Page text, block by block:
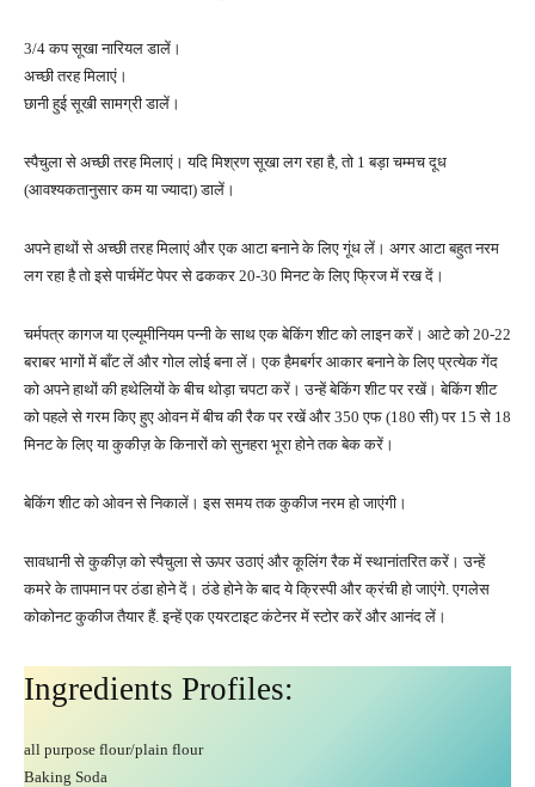
3/4 कप सूखा नारियल डालें।
अच्छी तरह मिलाएं।
छानी हुई सूखी सामग्री डालें।
स्पैचुला से अच्छी तरह मिलाएं। यदि मिश्रण सूखा लग रहा है, तो 1 बड़ा चम्मच दूध
(आवश्यकतानुसार कम या ज्यादा) डालें।
अपने हाथों से अच्छी तरह मिलाएं और एक आटा बनाने के लिए गूंध लें। अगर आटा बहुत नरम
लग रहा है तो इसे पार्चमेंट पेपर से ढककर 20-30 मिनट के लिए फ्रिज में रख दें।
चर्मपत्र कागज या एल्यूमीनियम पन्नी के साथ एक बेकिंग शीट को लाइन करें। आटे को 20-22
बराबर भागों में बाँट लें और गोल लोई बना लें। एक हैमबर्गर आकार बनाने के लिए प्रत्येक गेंद
को अपने हाथों की हथेलियों के बीच थोड़ा चपटा करें। उन्हें बेकिंग शीट पर रखें। बेकिंग शीट
को पहले से गरम किए हुए ओवन में बीच की रैक पर रखें और 350 एफ (180 सी) पर 15 से 18
मिनट के लिए या कुकीज़ के किनारों को सुनहरा भूरा होने तक बेक करें।
बेकिंग शीट को ओवन से निकालें। इस समय तक कुकीज नरम हो जाएंगी।
सावधानी से कुकीज़ को स्पैचुला से ऊपर उठाएं और कूलिंग रैक में स्थानांतरित करें। उन्हें
कमरे के तापमान पर ठंडा होने दें। ठंडे होने के बाद ये क्रिस्पी और क्रंची हो जाएंगे. एगलेस
कोकोनट कुकीज तैयार हैं. इन्हें एक एयरटाइट कंटेनर में स्टोर करें और आनंद लें।
Ingredients Profiles:
all purpose flour/plain flour
Baking Soda